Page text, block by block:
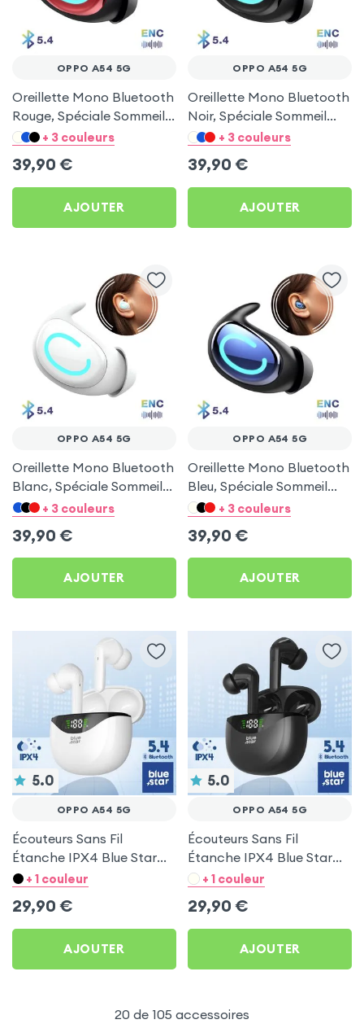
OPPO A54 5G
Oreillette Mono Bluetooth
Rouge, Spéciale Sommeil
pour Oppo A54 5G
+ 3 couleurs
39,90 €
AJOUTER
OPPO A54 5G
Oreillette Mono Bluetooth
Noir, Spéciale Sommeil
pour Oppo A54 5G
+ 3 couleurs
39,90 €
AJOUTER
OPPO A54 5G
Oreillette Mono Bluetooth
Blanc, Spéciale Sommeil
pour Oppo A54 5G
+ 3 couleurs
39,90 €
AJOUTER
OPPO A54 5G
Oreillette Mono Bluetooth
Bleu, Spéciale Sommeil
pour Oppo A54 5G
+ 3 couleurs
39,90 €
AJOUTER
5.0
OPPO A54 5G
Écouteurs Sans Fil
Étanche IPX4 Blue Star
Blanc pour Oppo A54 5G
+ 1 couleur
29,90 €
AJOUTER
5.0
OPPO A54 5G
Écouteurs Sans Fil
Étanche IPX4 Blue Star
Noir pour Oppo A54 5G
+ 1 couleur
29,90 €
AJOUTER
20 de 105 accessoires